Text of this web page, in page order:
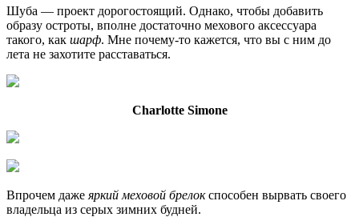
Шуба — проект дорогостоящий. Однако, чтобы добавить
образу остроты, вполне достаточно мехового аксессуара
такого, как шарф. Мне почему-то кажется, что вы с ним до
лета не захотите расставаться.
Charlotte Simone
Впрочем даже яркий меховой брелокспособен вырвать своего
владельца из серых зимних будней.